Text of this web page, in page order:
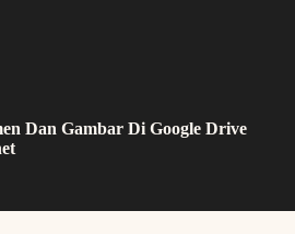
Dan Gambar Di Google Drive